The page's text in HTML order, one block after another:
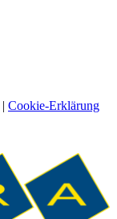
| Cookie-Erklärung